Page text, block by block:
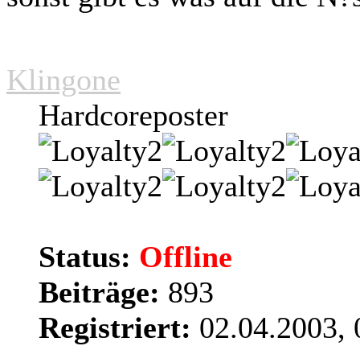
Klingone
Hardcoreposter
Status: Offline
Beiträge: 893
Registriert: 02.04.2003,